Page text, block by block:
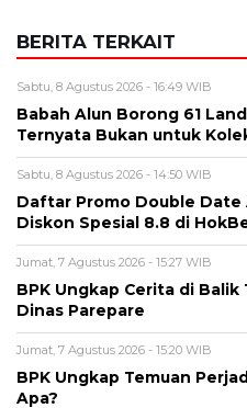
BERITA TERKAIT
Sabtu, 8 Agustus 2026 - 16:49 WIB
Babah Alun Borong 61
Ternyata Bukan untuk
Sabtu, 8 Agustus 2026 - 14:50 WIB
Daftar Promo Double Date
Diskon Spesial 8.8 di
Jumat, 7 Agustus 2026 - 15:27 WIB
BPK Ungkap Cerita di
Dinas Parepare
Jumat, 7 Agustus 2026 - 15:20 WIB
BPK Ungkap Temuan
Apa?